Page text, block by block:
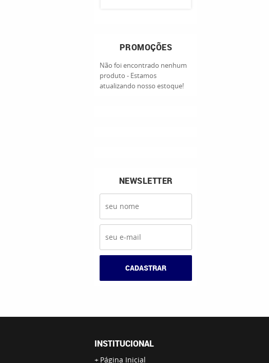
PROMOÇÕES
Não foi encontrado nenhum
produto - Estamos
atualizando nosso estoque!
NEWSLETTER
CADASTRAR
INSTITUCIONAL
Página Inicial